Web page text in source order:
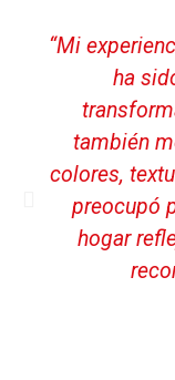
“Mi
ha
también
colores,
preocupó
hogar